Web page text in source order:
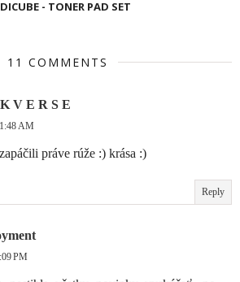
- TONER PAD SET
11 COMMENTS
V E R S E
AM
práve rúže :) krása :)
Reply
PM